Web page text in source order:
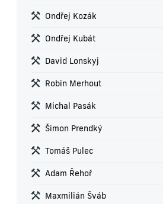
Ondřej Kozák
Ondřej Kubát
David Lonskyj
Robin Merhout
Michal Pasák
Šimon Prendký
Tomáš Pulec
Adam Řehoř
Maxmilián Šváb